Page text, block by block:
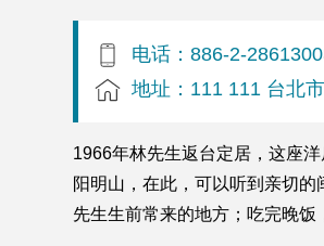
电话：886-2-
地址：111 111 台北
1966年林先生返台定居，这座
阳明山，在此，可以听到亲切
先生生前常来的地方；吃完晚饭